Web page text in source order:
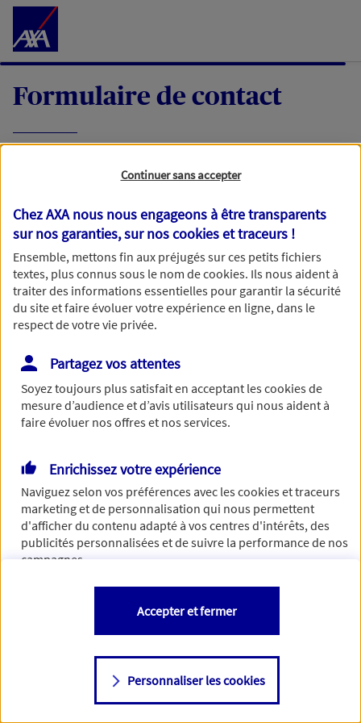
Accéder au Contenu
Formulaire de contact
demande, nous vous répondrons dans les
meilleurs délais par mail ou par téléphone.
Votre message :
Vous disposez de droits sur les informations vous concernant. Pour
plus d’informations,cliquez ici.
Continuer sans accepter
Chez AXA nous nous engageons à être transparents
sur nos garanties, sur noscookies et traceurs !
Ensemble, mettons fin aux préjugés sur ces petits fichiers
textes, plus connus sous le nom decookies. Ils nous aident à
traiter des informations essentielles pour garantir la sécurité
du site et faire évoluer votre expérience en ligne, dans le
respect de votre vie privée.
Partagez vos attentes
Soyez toujours plus satisfait en acceptant lescookiesde
mesure d’audience et d’avis utilisateurs qui nous aident à
faire évoluer nos offres et nos services.
Enrichissez votre expérience
Naviguez selon vos préférences avec lescookies et traceurs
marketing et de personnalisation qui nous permettent
d'afficher du contenu adapté à vos centres d'intérêts, des
publicités personnalisées et de suivre la performance de nos
campagnes.
Vous êtes libre de les accepter, de les refuser comme de
changer d'avis à tout moment en allant sur
Consulter notre politique decookies
Personnaliser les cookies
Accepter et fermer